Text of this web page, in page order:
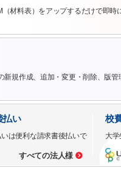
（材料表）をアップするだけで即時
新規作成、追加・変更・削除、版管
払い
は便利な請求書後払いで
すべての法人様
校
大